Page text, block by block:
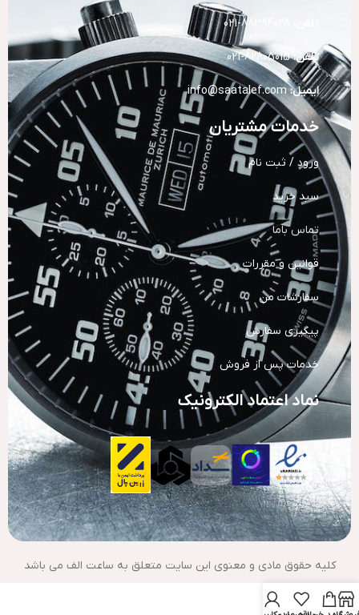
تلفن:82805015-021
ایمیل: info@saatalef.com
خدمات مشتریان
ورود / ثبت نام
سبد خرید
تماس باما
قوانین و مقررات
سفارشات من
پیگیری سفارش
خدمات پس از فروش
نماد اعتماد الکترونیک
کلیه حقوق مادی و معنوی این سایت متعلق به ساعت الف می باشد